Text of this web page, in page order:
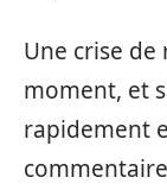
Une crise
moment, et
rapidement